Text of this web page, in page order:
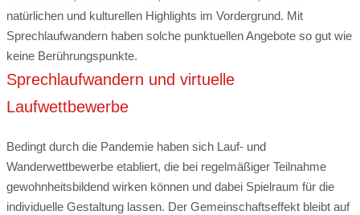
natürlichen und kulturellen Highlights im Vordergrund. Mit
Sprechlaufwandern haben solche punktuellen Angebote so gut wie
keine Berührungspunkte.
Sprechlaufwandern und virtuelle
Laufwettbewerbe
Bedingt durch die Pandemie haben sich Lauf- und
Wanderwettbewerbe etabliert, die bei regelmäßiger Teilnahme
gewohnheitsbildend wirken können und dabei Spielraum für die
individuelle Gestaltung lassen. Der Gemeinschaftseffekt bleibt auf